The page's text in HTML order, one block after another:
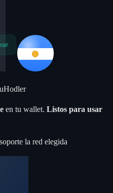
en tu wallet. Listos para usar
la red elegida